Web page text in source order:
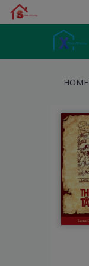
HOME